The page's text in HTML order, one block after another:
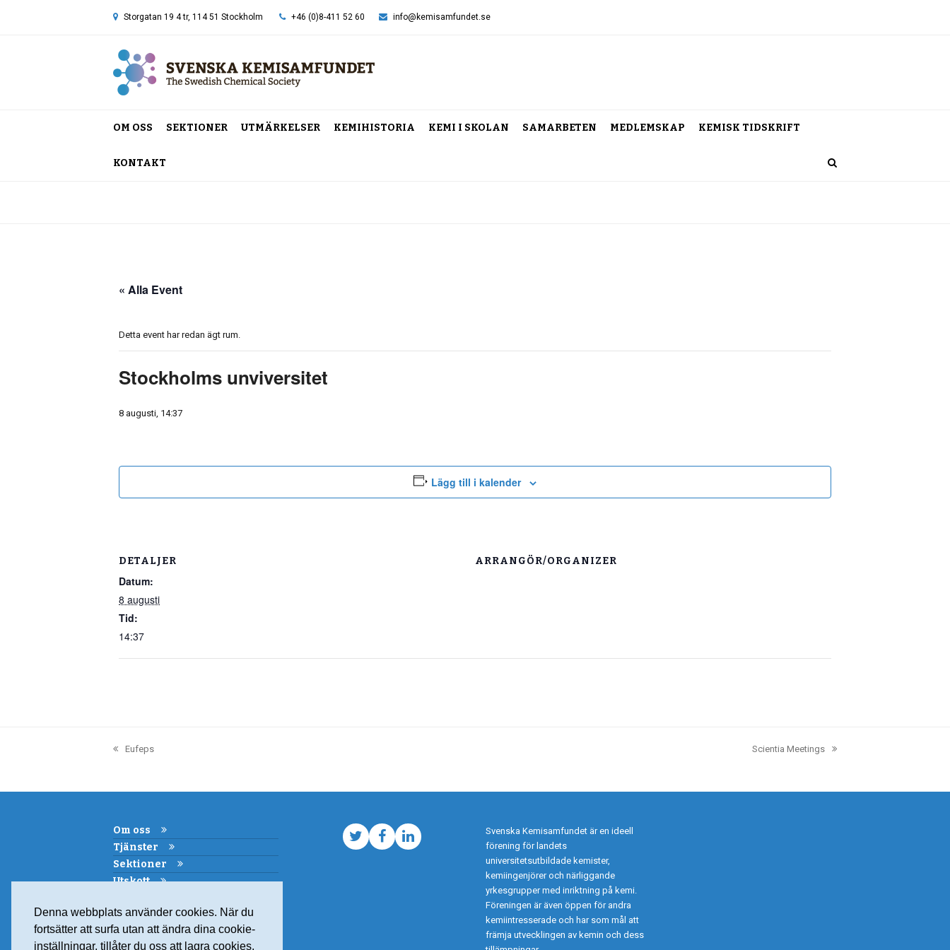
Denna webbplats använder cookies. När du
fortsätter att surfa utan att ändra dina cookie-
inställningar, tillåter du oss att lagra cookies.
Storgatan 19 4 tr, 114 51 Stockholm +46 (0)8-411 52 60 info@kemisamfundet.se
OM OSS SEKTIONER UTMÄRKELSER KEMIHISTORIA KEMI I SKOLAN SAMARBETEN MEDLEMSKAP KEMISK TIDSKRIFT
KONTAKT
« Alla Event
Detta event har redan ägt rum.
Stockholms unviversitet
8 augusti, 14:37
Lägg till i kalender
DETALJER
Datum:
8 augusti
Tid:
14:37
ARRANGÖR/ORGANIZER
previous
Eufeps Scientia Meetings
Om oss
Tjänster
Sektioner
Utskott
Samarbeten
Medlemskap
TwitterFacebook
LinkedIn
Svenska Kemisamfundet är en ideell
förening för landets
universitetsutbildade kemister,
kemiingenjörer och närliggande
yrkesgrupper med inriktning på kemi.
Föreningen är även öppen för andra
kemiintresserade och har som mål att
främja utvecklingen av kemin och dess